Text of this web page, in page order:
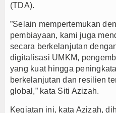
(TDA).
”Selain mempertemukan
pembiayaan, kami juga
secara berkelanjutan
digitalisasi UMKM,
yang kuat hingga
berkelanjutan dan resilien
global,” kata Siti Azizah.
Kegiatan ini, kata Azizah,